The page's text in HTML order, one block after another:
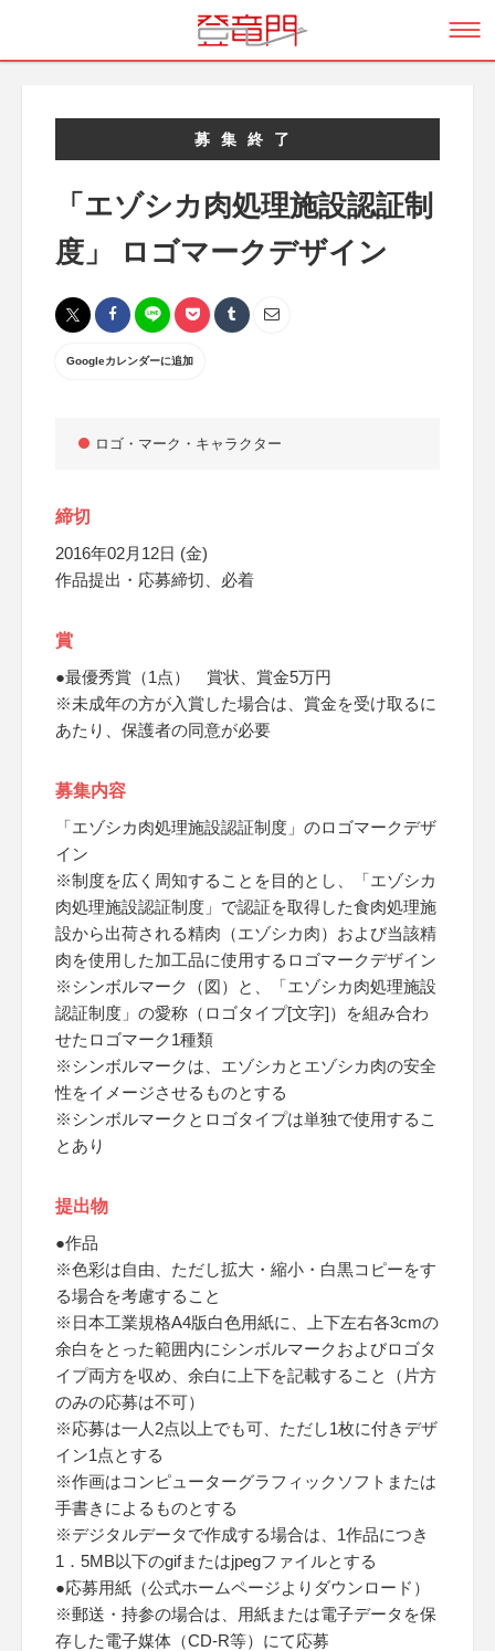
募集終了
「エゾシカ肉処理施設認証制
度」 ロゴマークデザイン
Googleカレンダーに追加
ロゴ・マーク・キャラクター
締切
2016年02月12日 (金)
作品提出・応募締切、必着
賞
●最優秀賞（1点） 賞状、賞金5万円
※未成年の方が入賞した場合は、賞金を受け取るに
あたり、保護者の同意が必要
募集内容
「エゾシカ肉処理施設認証制度」のロゴマークデザ
イン
※制度を広く周知することを目的とし、「エゾシカ
肉処理施設認証制度」で認証を取得した食肉処理施
設から出荷される精肉（エゾシカ肉）および当該精
肉を使用した加工品に使用するロゴマークデザイン
※シンボルマーク（図）と、「エゾシカ肉処理施設
認証制度」の愛称（ロゴタイプ[文字]）を組み合わ
せたロゴマーク1種類
※シンボルマークは、エゾシカとエゾシカ肉の安全
性をイメージさせるものとする
※シンボルマークとロゴタイプは単独で使用するこ
とあり
提出物
●作品
※色彩は自由、ただし拡大・縮小・白黒コピーをす
る場合を考慮すること
※日本工業規格A4版白色用紙に、上下左右各3cmの
余白をとった範囲内にシンボルマークおよびロゴタ
イプ両方を収め、余白に上下を記載すること（片方
のみの応募は不可）
※応募は一人2点以上でも可、ただし1枚に付きデザ
イン1点とする
※作画はコンピューターグラフィックソフトまたは
手書きによるものとする
※デジタルデータで作成する場合は、1作品につき
1．5MB以下のgifまたはjpegファイルとする
●応募用紙（公式ホームページよりダウンロード）
※郵送・持参の場合は、用紙または電子データを保
存した電子媒体（CD-R等）にて応募